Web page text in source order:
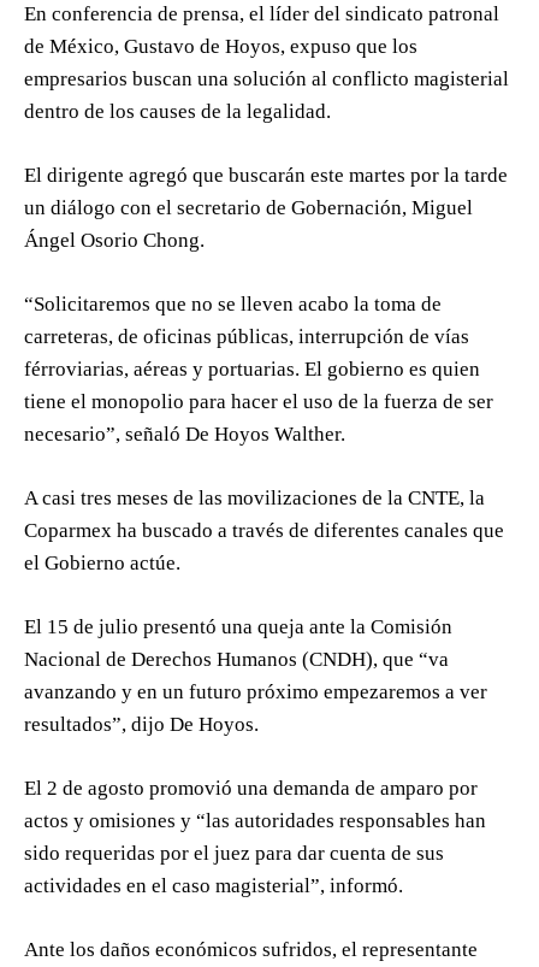
En conferencia de prensa, el líder del sindicato patronal
de México, Gustavo de Hoyos, expuso que los
empresarios buscan una solución al conflicto magisterial
dentro de los causes de la legalidad.
El dirigente agregó que buscarán este martes por la tarde
un diálogo con el secretario de Gobernación, Miguel
Ángel Osorio Chong.
“Solicitaremos que no se lleven acabo la toma de
carreteras, de oficinas públicas, interrupción de vías
férroviarias, aéreas y portuarias. El gobierno es quien
tiene el monopolio para hacer el uso de la fuerza de ser
necesario”, señaló De Hoyos Walther.
A casi tres meses de las movilizaciones de la CNTE, la
Coparmex ha buscado a través de diferentes canales que
el Gobierno actúe.
El 15 de julio presentó una queja ante la Comisión
Nacional de Derechos Humanos (CNDH), que “va
avanzando y en un futuro próximo empezaremos a ver
resultados”, dijo De Hoyos.
El 2 de agosto promovió una demanda de amparo por
actos y omisiones y “las autoridades responsables han
sido requeridas por el juez para dar cuenta de sus
actividades en el caso magisterial”, informó.
Ante los daños económicos sufridos, el representante